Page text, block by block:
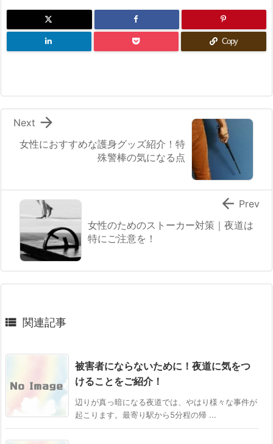
Copy
女性におすすめな護身グッズ紹介！特
殊警棒の気になる点

Next
女性のためのストーカー対策｜夜道は
特にご注意を！
 Prev
 関連記事
被害者にならないために！夜道に気をつ
けることをご紹介！
辺りが真っ暗になる夜道では、やはり様々な事件が
起こります。最寄り駅から5分程の帰 ...